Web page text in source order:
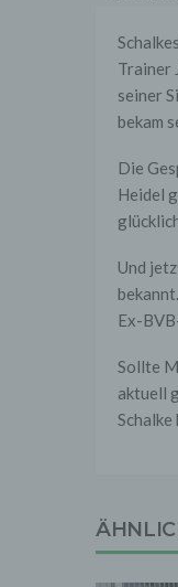
Trainer
seiner
bekam
Die
Heidel
Und
Ex-
Sollte
aktuell
Schalke